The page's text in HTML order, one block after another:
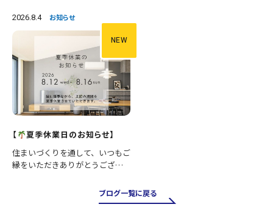
わせて壁と床も張り…
2026.8.4 お知らせ
NEW
【
夏季休業日のお知らせ】
住まいづくりを通して、いつもご
縁をいただきありがとうござい
期間を夏季休業とさせていただ
きます。 ■休業期間 8月12日
ブログ一覧に戻る